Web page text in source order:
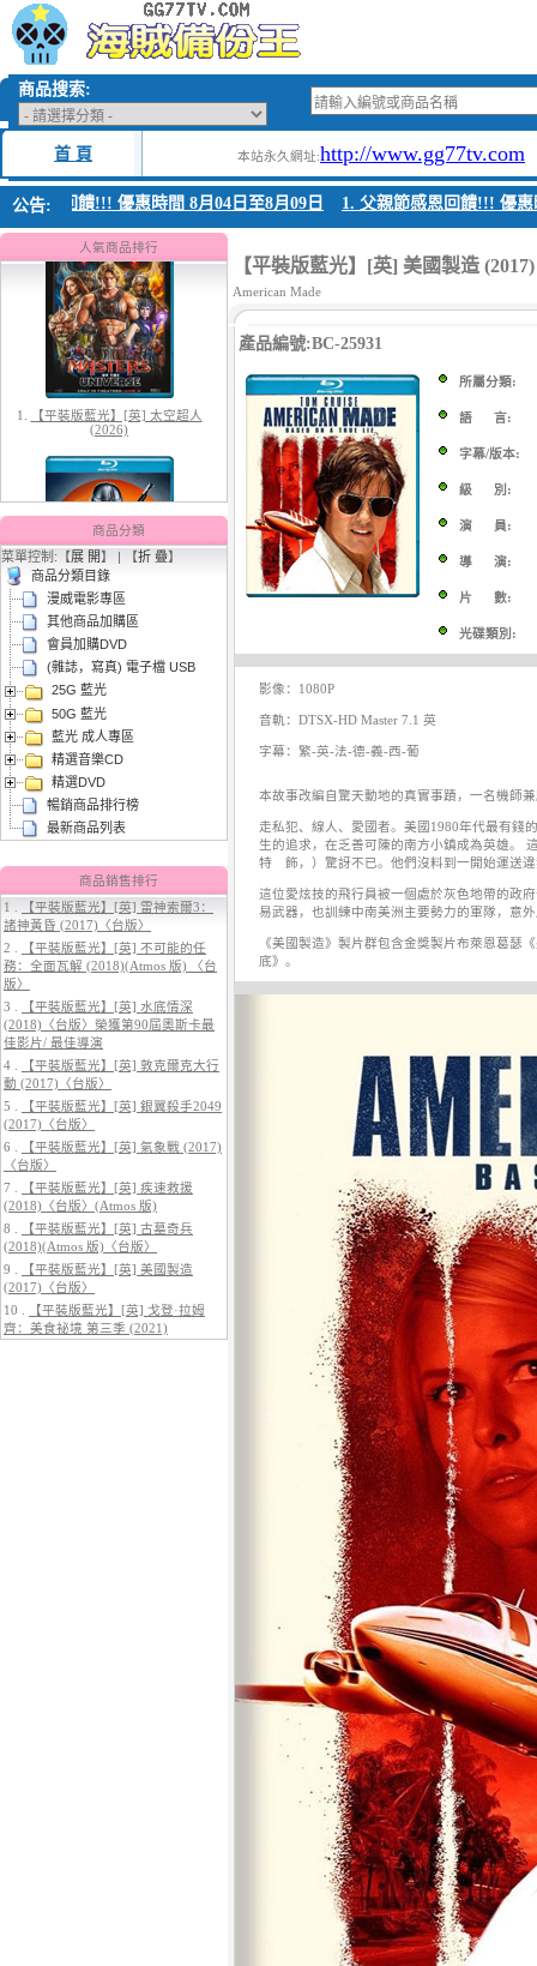
商品搜索:
首 頁 本站永久網址:http://www.gg77tv.com
公告:
感恩回饋!!! 優惠時間 8月04日至8月09日 1. 父親節感恩回饋!!! 優惠
人氣商品排行
1. 【平裝版藍光】[英] 太空超人
(2026)
【平裝版藍光】[英] 曼達洛人與
古古 (2026)
3.【平裝版藍光】[英] 阿凡達3：火
與燼 (2025)(Atmos 版)〈台版〉
4.【平裝版藍光】[英] 穿著PRADA
的惡魔 2 (2026)
5.【平裝版藍光】[英] 阿凡達：水
之道 (2022)〈台版〉
商品分類
菜單控制:【展 開】 | 【折 疊】
商品分類目錄
漫威電影專區
其他商品加購區
會員加購DVD
(雜誌，寫真) 電子檔 USB
25G 藍光
50G 藍光
藍光 成人專區
精選音樂CD
精選DVD
暢銷商品排行榜
最新商品列表
商品銷售排行
1 .
【平裝版藍光】[英] 雷神索爾3：
諸神黃昏 (2017)〈台版〉
2 .
【平裝版藍光】[英] 不可能的任
務：全面瓦解 (2018)(Atmos 版) 〈台
版〉
3 .
【平裝版藍光】[英] 水底情深
(2018)〈台版〉榮獲第90屆奧斯卡最
佳影片/ 最佳導演
4 .
【平裝版藍光】[英] 敦克爾克大行
動 (2017)〈台版〉
5 .
【平裝版藍光】[英] 銀翼殺手2049
(2017)〈台版〉
6 .
【平裝版藍光】[英] 氣象戰 (2017)
〈台版〉
7 .
【平裝版藍光】[英] 疾速救援
(2018)〈台版〉(Atmos 版)
8 .
【平裝版藍光】[英] 古墓奇兵
(2018)(Atmos 版)〈台版〉
9 .
【平裝版藍光】[英] 美國製造
(2017)〈台版〉
10 .
【平裝版藍光】[英] 戈登·拉姆
齊：美食祕境 第三季 (2021)
【平裝版藍光】[英] 美國製造
American Made
產品編號:BC-25931
所屬分類:
語 言:
字幕/版本:
級 別:
演 員:
導 演:
片 數:
光碟類別:
影像：1080P
音軌：DTSX-HD Master 7.1 英
字幕：繁-英-法-德-義-西-葡
本故事改編自驚天動地的真實事蹟，一名機師
走私犯、線人、愛國者。美國1980年代最有錢
生的追求，在乏善可陳的南方小鎮成為英雄。
特 飾，）驚訝不已。他們沒料到一開始運送
這位愛炫技的飛行員被一個處於灰色地帶的政
易武器，也訓練中南美洲主要勢力的軍隊，意
《美國製造》製片群包含金獎製片布萊恩葛瑟
底》。